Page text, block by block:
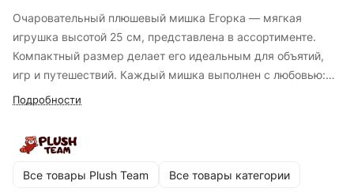
Очаровательный плюшевый мишка Егорка — мягкая
игрушка высотой 25 см, представлена в ассортименте.
Компактный размер делает его идеальным для объятий,
игр и путешествий. Каждый мишка выполнен с любовью:
мягкий, приятный на ощупь мех, добрые глазки и
другом или милым сувениром на любой случай.
Подробности
Все товары Plush Team Все товары категории